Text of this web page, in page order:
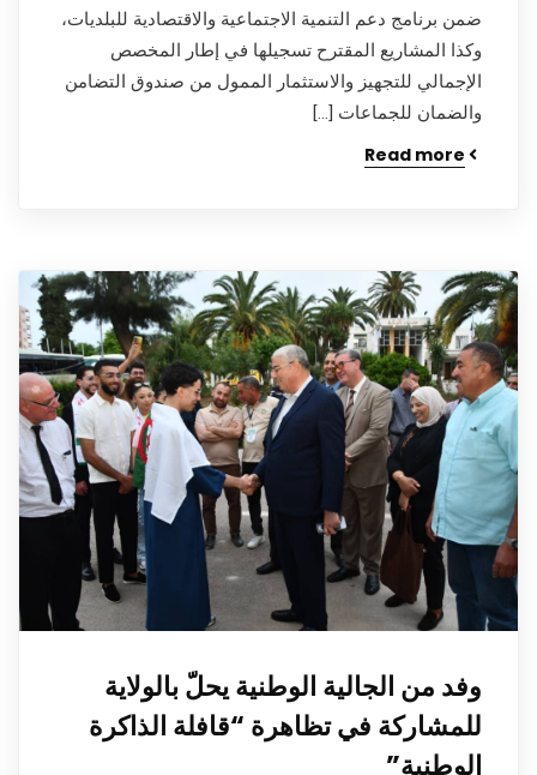
ضمن برنامج دعم التنمية الاجتماعية والاقتصادية للبلديات،
وكذا المشاريع المقترح تسجيلها في إطار المخصص
الإجمالي للتجهيز والاستثمار الممول من صندوق التضامن
والضمان للجماعات […]
Read more
وفد من الجالية الوطنية يحلّ بالولاية
للمشاركة في تظاهرة “قافلة الذاكرة
الوطنية”